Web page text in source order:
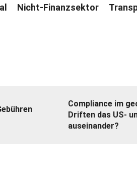
Nicht-Finanzsektor
Compliance im
Driften das US-
auseinander?